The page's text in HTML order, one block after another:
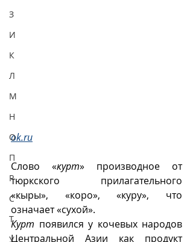
З
И
К
Л
М
Н
О
П
Р
С
Т
У
ok.ru
Слово «курт» производное от
тюркского прилагательного
«кыры», «коро», «куру», что
означает «сухой».
Курт появился у кочевых народов
Центральной Азии как продукт